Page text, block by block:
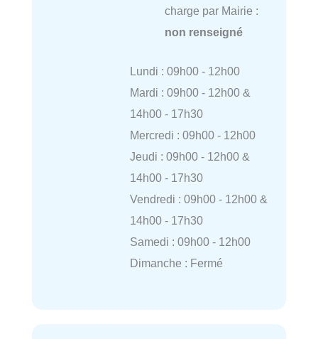
charge par Mairie :
non renseigné
Lundi : 09h00 - 12h00
Mardi : 09h00 - 12h00 &
14h00 - 17h30
Mercredi : 09h00 - 12h00
Jeudi : 09h00 - 12h00 &
14h00 - 17h30
Vendredi : 09h00 - 12h00 &
14h00 - 17h30
Samedi : 09h00 - 12h00
Dimanche : Fermé